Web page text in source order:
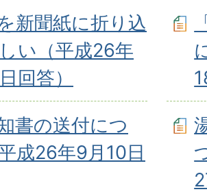
新聞紙に折り込
い（平成26年
回答）
書の送付につ
成26年9月10日